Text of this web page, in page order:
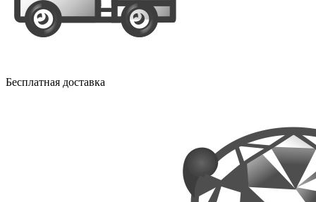
Бесплатная доставка